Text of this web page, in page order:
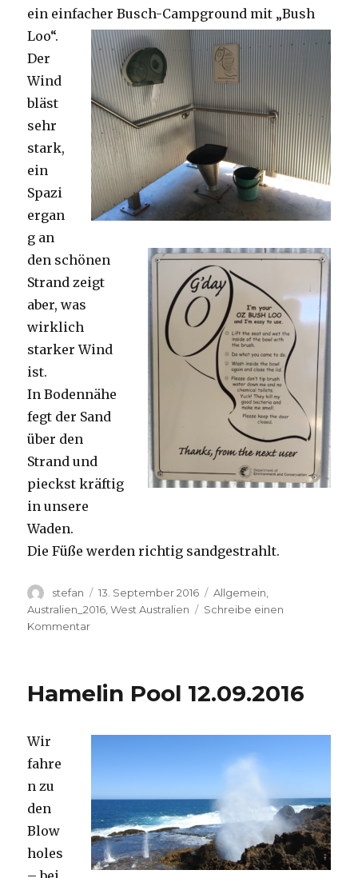
ein einfacher Busch-Campground mit „Bush
Loo“.
Der
Wind
bläst
sehr
stark,
ein
Spazi
ergan
g an
den schönen
Strand zeigt
aber, was
wirklich
starker Wind
ist.
In Bodennähe
fegt der Sand
über den
Strand und
pieckst kräftig
in unsere
Waden.
Die Füße werden richtig sandgestrahlt.
Autor
stefan
Veröffentlicht
am
13. September 2016 Kategorien
Allgemein
Australien_2016 ,West Australien
Schreibe einen
Kommentarzu
Hamelin Pool 12.09.2016
Wir
fahre
n zu
den
Blow
holes